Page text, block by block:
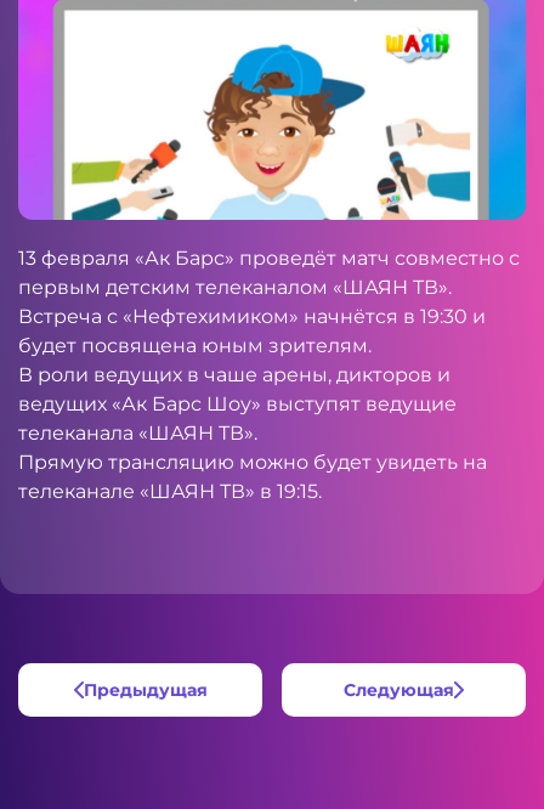
13 февраля «Ак Барс» проведёт матч совместно с
первым детским телеканалом «ШАЯН ТВ».
Встреча с «Нефтехимиком» начнётся в 19:30 и
будет посвящена юным зрителям.
В роли ведущих в чаше арены, дикторов и
ведущих «Ак Барс Шоу» выступят ведущие
телеканала «ШАЯН ТВ».
Прямую трансляцию можно будет увидеть на
телеканале «ШАЯН ТВ» в 19:15.
Предыдущая Следующая